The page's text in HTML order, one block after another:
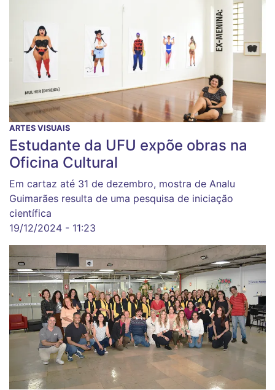
ARTES VISUAIS
Estudante da UFU expõe obras na
Oficina Cultural
Em cartaz até 31 de dezembro, mostra de Analu
Guimarães resulta de uma pesquisa de iniciação
científica
19/12/2024 - 11:23